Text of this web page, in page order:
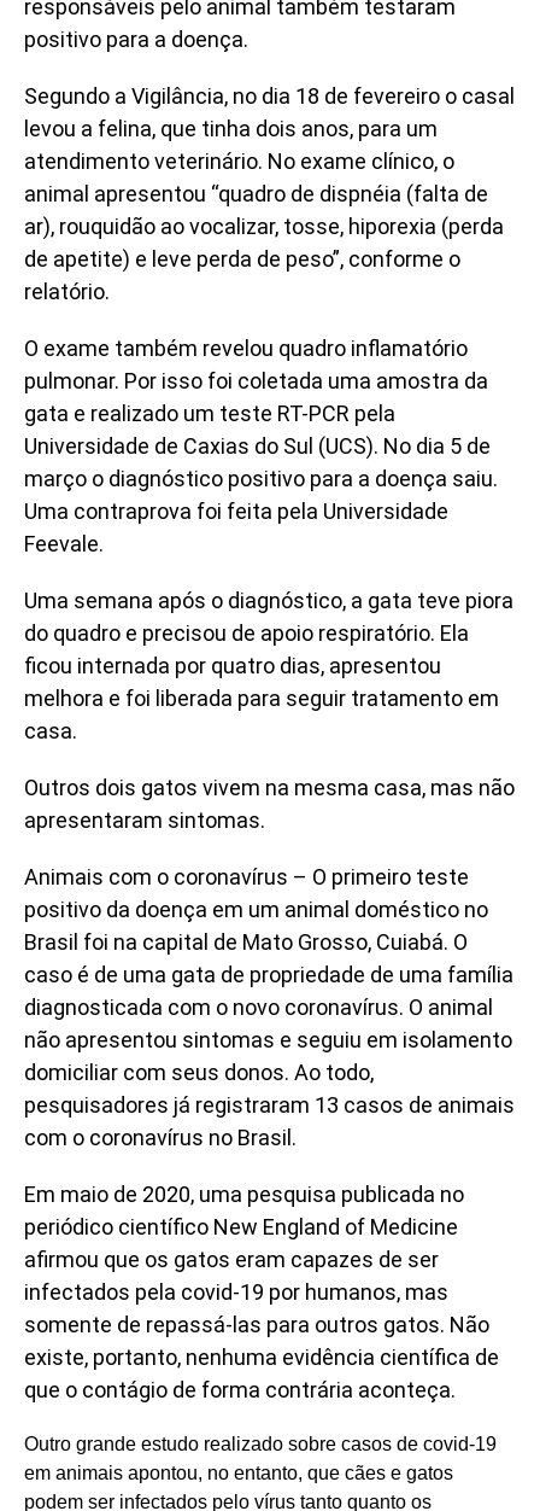
responsáveis pelo animal também testaram
positivo para a doença.
Segundo a Vigilância, no dia 18 de fevereiro o casal
levou a felina, que tinha dois anos, para um
atendimento veterinário. No exame clínico, o
animal apresentou “quadro de dispnéia (falta de
ar), rouquidão ao vocalizar, tosse, hiporexia (perda
de apetite) e leve perda de peso”, conforme o
relatório.
O exame também revelou quadro inflamatório
pulmonar. Por isso foi coletada uma amostra da
gata e realizado um teste RT-PCR pela
Universidade de Caxias do Sul (UCS). No dia 5 de
março o diagnóstico positivo para a doença saiu.
Uma contraprova foi feita pela Universidade
Feevale.
Uma semana após o diagnóstico, a gata teve piora
do quadro e precisou de apoio respiratório. Ela
ficou internada por quatro dias, apresentou
melhora e foi liberada para seguir tratamento em
casa.
Outros dois gatos vivem na mesma casa, mas não
apresentaram sintomas.
Animais com o coronavírus – O primeiro teste
positivo da doença em um animal doméstico no
Brasil foi na capital de Mato Grosso, Cuiabá. O
caso é de uma gata de propriedade de uma família
diagnosticada com o novo coronavírus. O animal
não apresentou sintomas e seguiu em isolamento
domiciliar com seus donos. Ao todo,
pesquisadores já registraram 13 casos de animais
com o coronavírus no Brasil.
Em maio de 2020, uma pesquisa publicada no
periódico científico New England of Medicine
afirmou que os gatos eram capazes de ser
infectados pela covid-19 por humanos, mas
somente de repassá-las para outros gatos. Não
existe, portanto, nenhuma evidência científica de
que o contágio de forma contrária aconteça.
Outro grande estudo realizado sobre casos de covid-19
em animais apontou, no entanto, que cães e gatos
podem ser infectados pelo vírus tanto quanto os